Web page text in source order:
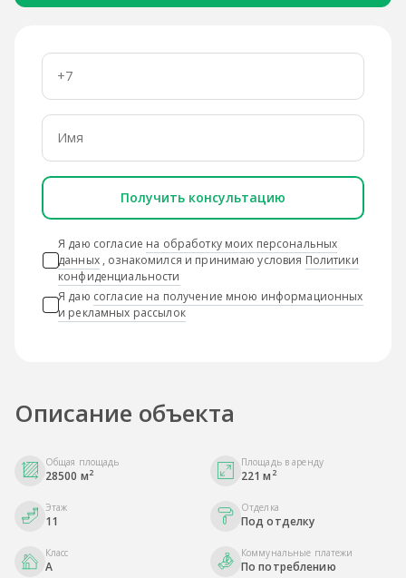
Получить консультацию
Я даю согласие на обработку моих персональных
данных, ознакомился и принимаю условия Политики
конфиденциальности
Я даю согласие на получение мною информационных
и рекламных рассылок
Описание объекта
Общая площадь
28500 м2
Площадь в аренду
221 м 2
Этаж
11
Отделка
Под отделку
Класс
A
Коммунальные платежи
По потреблению